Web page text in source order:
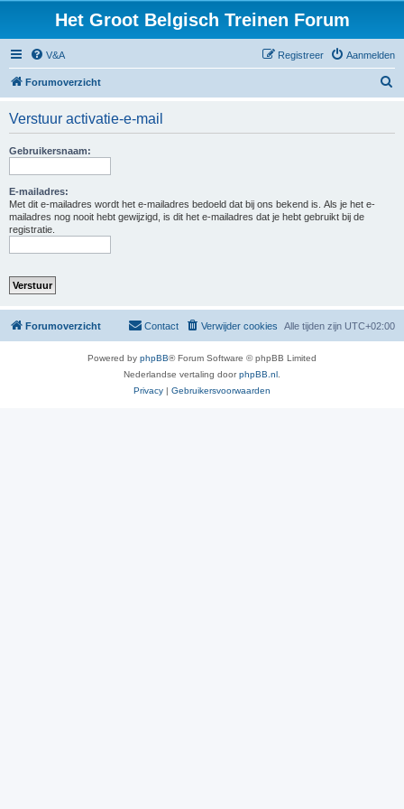
Het Groot Belgisch Treinen Forum
V&A Aanmelden
Registreer
Forumoverzicht
Verstuur activatie-e-mail
Gebruikersnaam:
E-mailadres:
Met dit e-mailadres wordt het e-mailadres bedoeld dat bij ons bekend is. Als je het e-
mailadres nog nooit hebt gewijzigd, is dit het e-mailadres dat je hebt gebruikt bij de
registratie.
Forumoverzicht Alle tijden zijn UTC+02:00
Verwijder cookies
Contact
Powered by phpBB® Forum Software © phpBB Limited
Nederlandse vertaling doorphpBB.nl
Privacy | Gebruikersvoorwaarden